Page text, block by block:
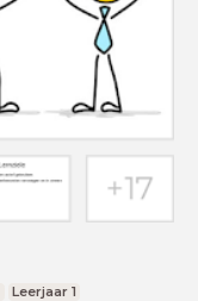
Leerjaar 1